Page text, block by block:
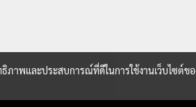
ภาพและประสบการณ์ที่ดีในการใช้งานเว็บไซต์ข